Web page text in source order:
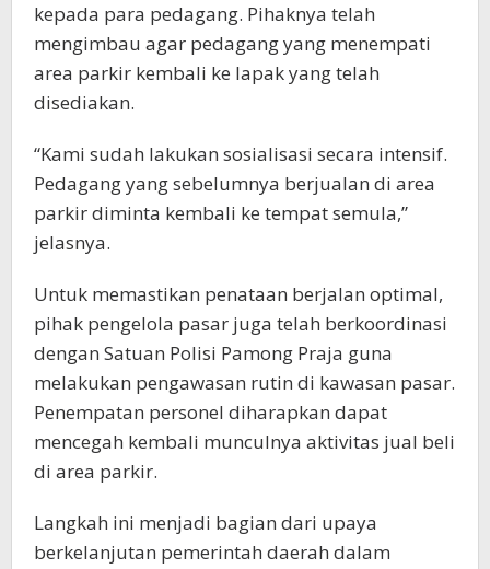
kepada para pedagang. Pihaknya telah
mengimbau agar pedagang yang menempati
area parkir kembali ke lapak yang telah
disediakan.
“Kami sudah lakukan sosialisasi secara intensif.
Pedagang yang sebelumnya berjualan di area
parkir diminta kembali ke tempat semula,”
jelasnya.
Untuk memastikan penataan berjalan optimal,
pihak pengelola pasar juga telah berkoordinasi
dengan Satuan Polisi Pamong Praja guna
melakukan pengawasan rutin di kawasan pasar.
Penempatan personel diharapkan dapat
mencegah kembali munculnya aktivitas jual beli
di area parkir.
Langkah ini menjadi bagian dari upaya
berkelanjutan pemerintah daerah dalam